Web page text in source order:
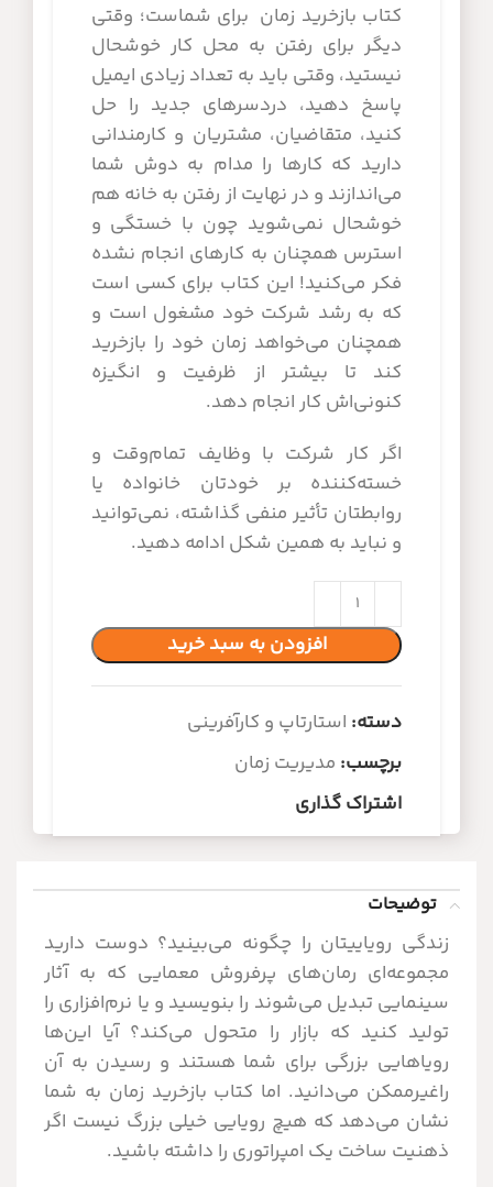
کتاب بازخرید زمان برای شماست؛ وقتی
دیگر برای رفتن به محل کار خوشحال
نیستید، وقتی باید به تعداد زیادی ایمیل
پاسخ دهید، دردسرهای جدید را حل
کنید، متقاضیان، مشتریان و کارمندانی
دارید که کارها را مدام به دوش شما
می‌اندازند و در نهایت از رفتن به خانه هم
خوشحال نمی‌شوید چون با خستگی و
استرس همچنان به کارهای انجام نشده
فکر می‌کنید! این کتاب برای کسی است
که به رشد شرکت خود مشغول است و
همچنان می‌خواهد زمان خود را بازخرید
کند تا بیشتر از ظرفیت و انگیزه
کنونی‌اش کار انجام دهد.
اگر کار شرکت با وظایف تمام‌وقت و
خسته‌کننده بر خودتان خانواده یا
روابطتان تأثیر منفی گذاشته، نمی‌توانید
و نباید به همین شکل ادامه دهید.
افزودن به سبد خرید
دسته: استارتاپ و کارآفرینی
برچسب: مدیریت زمان
اشتراک گذاری
توضیحات
زندگی رویاییتان را چگونه می‌بینید؟ دوست دارید
مجموعه‌ای رمان‌های پرفروش معمایی که به آثار
سینمایی تبدیل می‌شوند را بنویسید و یا نرم‌افزاری را
تولید کنید که بازار را متحول می‌کند؟ آیا این‌ها
رویاهایی بزرگی برای شما هستند و رسیدن به آن
راغیرممکن می‌دانید. اما کتاب بازخرید زمان به شما
نشان می‌دهد که هیچ رویایی خیلی بزرگ نیست اگر
ذهنیت ساخت یک امپراتوری را داشته باشید.